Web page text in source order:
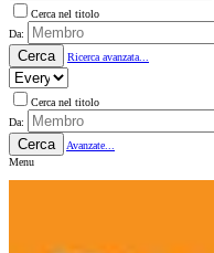
Cerca nel titolo
Da:
Cerca Ricerca avanzata...
Cerca nel titolo
Da:
Cerca
Avanzate...
Menu